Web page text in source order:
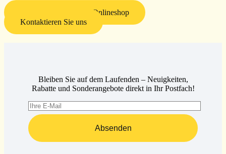
Besuchen Sie unseren Onlineshop
Kontaktieren Sie uns
Bleiben Sie auf dem Laufenden – Neuigkeiten,
Rabatte und Sonderangebote direkt in Ihr Postfach!
Absenden